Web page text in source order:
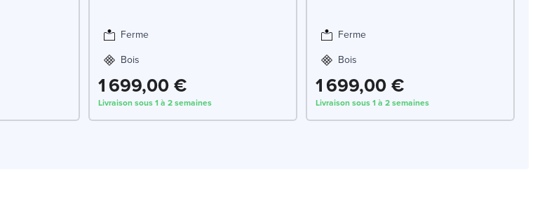
Ferme
Bois
1 699,00 €
Livraison sous 1 à 2 semaines
Ferme
Bois
1 699,00 €
Livraison sous 1 à 2 semaines